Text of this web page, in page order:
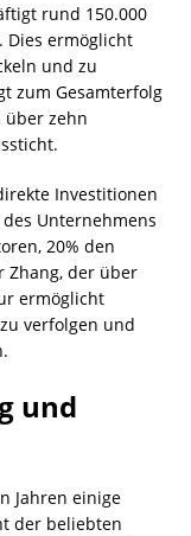
rund 150.000
Dies ermöglicht
und zu
zum Gesamterfolg
über zehn
Investitionen
Unternehmens
20% den
Zhang, der über
ermöglicht
verfolgen und
und
Jahren einige
der beliebten